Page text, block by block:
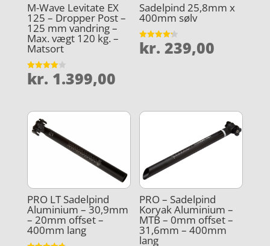
M-Wave Levitate EX
125 – Dropper Post –
125 mm vandring –
Max. vægt 120 kg. –
Matsort
Vurderet
kr. 1.399,00
Sadelpind 25,8mm x
400mm sølv
Vurderet
4.2
kr. 239,00
PRO LT Sadelpind
Aluminium – 30,9mm
– 20mm offset –
400mm lang
PRO – Sadelpind
Koryak Aluminium –
MTB – 0mm offset –
31,6mm – 400mm
lang